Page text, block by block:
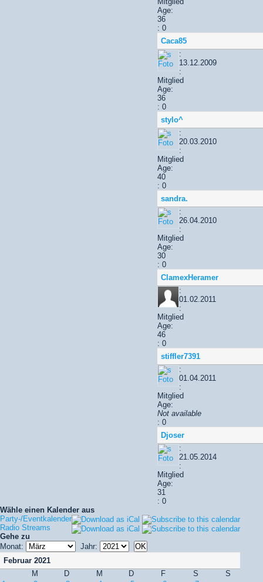
Age:
36
: 0
Caca85
:
13.12.2009
:
Mitglied
Age:
36
: 0
stylo^
:
20.03.2010
:
Mitglied
Age:
40
: 0
sandra.
:
26.04.2010
:
Mitglied
Age:
30
: 0
ClamexHeramer
:
01.02.2011
:
Mitglied
Age:
46
: 0
stiffler7391
:
01.04.2011
:
Mitglied
Age:
Not available
: 0
Djoser
:
21.05.2014
:
Mitglied
Age:
31
: 0
Wähle einen Kalender aus
Party-/Eventkalender
Radio Streams
Gehe zu
Monat:
Jahr:
Februar 2021
M
D M D F S
S